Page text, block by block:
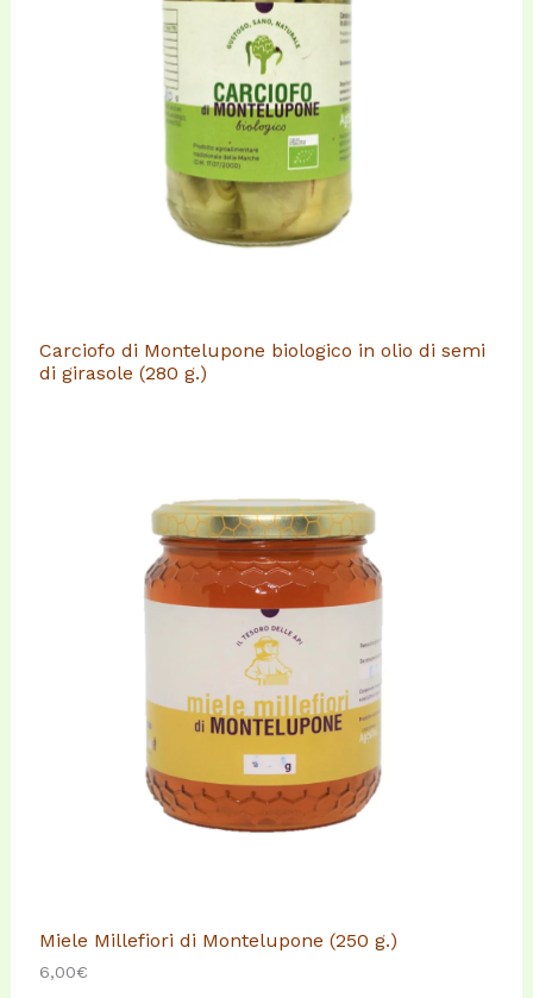
Carciofo di Montelupone biologico in olio di semi
di girasole (280 g.)
Miele Millefiori di Montelupone (250 g.)
6,00€